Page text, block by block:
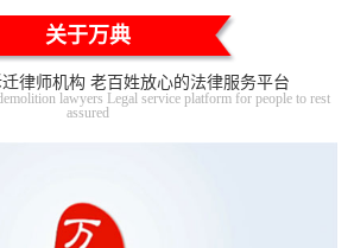
关于万典
律师机构 老百姓放心的法律服务平台
lawyers Legal service platform for people to rest
assured